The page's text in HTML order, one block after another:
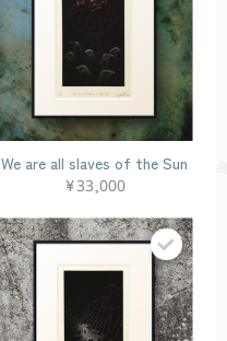
We are all slaves of the Sun
¥33,000